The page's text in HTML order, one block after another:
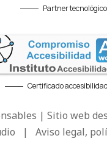
Partner tecnológico
Certificado
| Sitio web
| Aviso legal,